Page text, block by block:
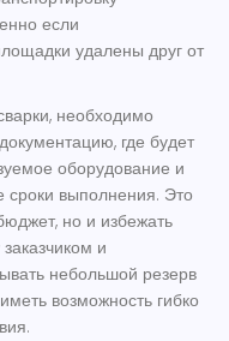
если
удалены друг от
необходимо
где будет
оборудование и
выполнения. Это
но и избежать
и
небольшой резерв
возможность гибко